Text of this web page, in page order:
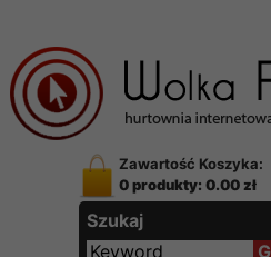
Zawartość Koszyka:
0 produkty: 0.00 zł
Szukaj